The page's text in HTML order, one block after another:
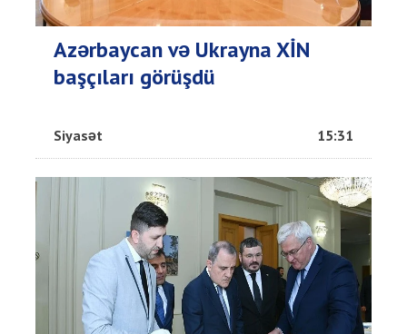
Azərbaycan və Ukrayna XİN
başçıları görüşdü
Siyasət 15:31